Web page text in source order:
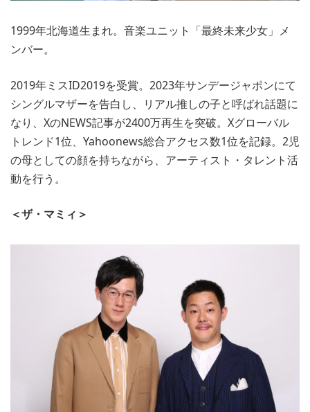
1999年北海道生まれ。音楽ユニット「最終未来少女」メ
ンバー。
2019年ミスID2019を受賞。2023年サンデージャポンにて
シングルマザーを告白し、リアル推しの子と呼ばれ話題に
なり、XのNEWS記事が2400万再生を突破。Xグローバル
トレンド1位、Yahoonews総合アクセス数1位を記録。2児
の母としての顔を持ちながら、アーティスト・タレント活
動を行う。
＜ザ・マミィ＞